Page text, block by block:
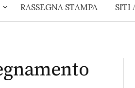
RASSEGNA STAMPA SITI